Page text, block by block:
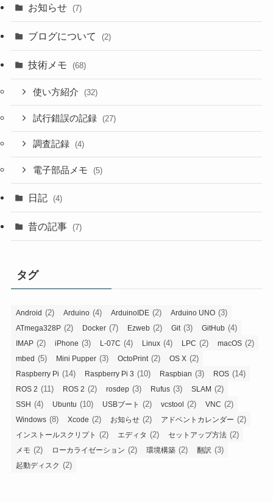
お知らせ (7)
ブログについて (2)
技術メモ (68)
使い方紹介 (32)
試行錯誤の記録 (27)
調査記録 (4)
電子部品メモ (5)
日記 (4)
昔の記事 (7)
タグ
Android (2) Arduino (4) ArduinoIDE (2) Arduino UNO (3)
ATmega328P (2) Docker (7) Ezweb (2) Git(3) GitHub (4)
IMAP (2) iPhone (3) L-07C (4) Linux (4) LPC (2) macOS (2)
mbed (5) Mini Pupper (3) OctoPrint(2) OS X (2)
Raspberry Pi (14) Raspberry Pi 3 (10) Raspbian (3) ROS (14)
ROS 2 (11) ROS 2 (2) rosdep (3) Rufus (3) SLAM (2)
SSH (4) Ubuntu (10) USBブート (2) vcstool (2) VNC (2)
Windows (8) Xcode (2) お知らせ (2) アドベントカレンダー (2)
インストールスクリプト (2) エディタ (2) セットアップ方法 (2)
メモ (2) ローカライゼーション (2) 環境構築 (2) 翻訳 (3)
起動ディスク (2)